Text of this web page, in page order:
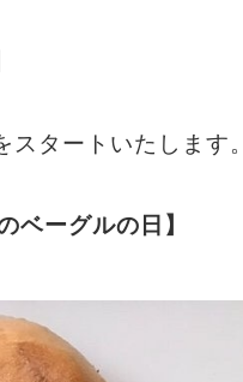
タートいたします。
ベーグルの日】